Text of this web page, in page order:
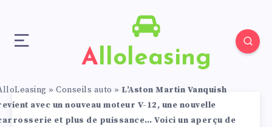
Alloleasing
» Conseils auto » L’Aston Martin Vanquish
avec un nouveau moteur V-12, une nouvelle
et plus de puissance… Voici un aperçu de